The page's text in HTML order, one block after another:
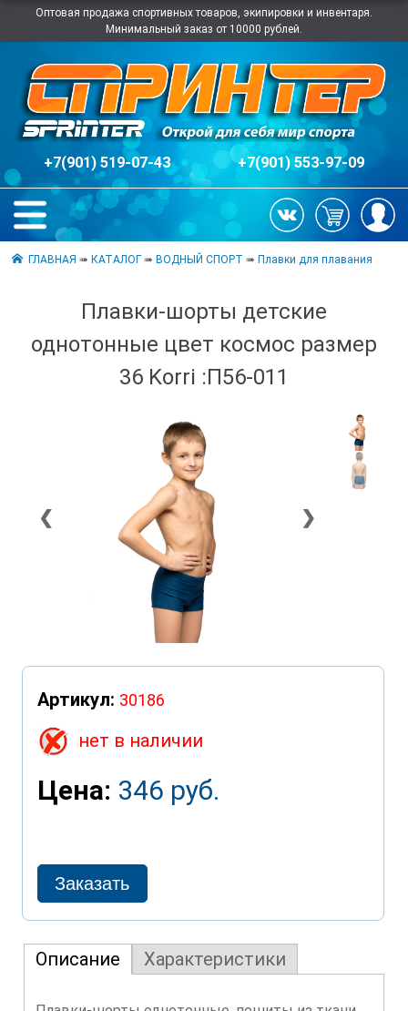
Оптовая продажа спортивных товаров, экипировки и инвентаря.
Минимальный заказ от 10000 рублей.
+7(901) 519-07-43 +7(901) 553-97-09
ГЛАВНАЯ ➠КАТАЛОГ ➠ВОДНЫЙ СПОРТ ➠Плавки для плавания
Плавки-шорты детские
однотонные цвет космос размер
36 Korri :П56-011
❮ ❯
Артикул: 30186
нет в наличии
Цена: 346 руб.
Описание Характеристики